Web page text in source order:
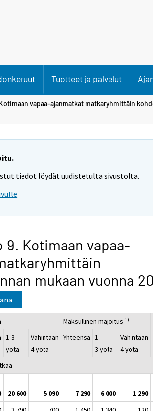
Tuotteet ja palvelut
vapaa-ajanmatkat matkaryhmittäin
tiedot löydät uudistetulta sivustolta.
Kotimaan vapaa-
mukaan vuonna
Maksullinen majoitus1)
1-3
yötä
Vähintään
4 yötä
Yhteensä 1-
3 yötä
Vähintään
4 yötä
20 600 5 090 7 290 6 000 1 290